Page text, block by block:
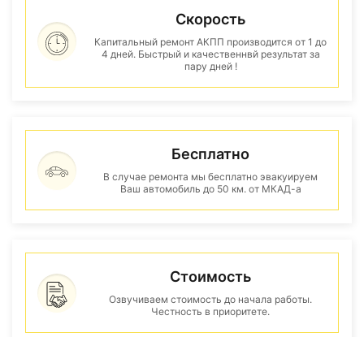
Скорость
Капитальный ремонт АКПП производится от 1 до
4 дней. Быстрый и качественнвй результат за
пару дней !
Бесплатно
В случае ремонта мы бесплатно эвакуируем
Ваш автомобиль до 50 км. от МКАД-а
Стоимость
Озвучиваем стоимость до начала работы.
Честность в приоритете.